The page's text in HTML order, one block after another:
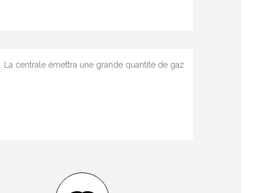
. La centrale émettra une grande quantité de gaz